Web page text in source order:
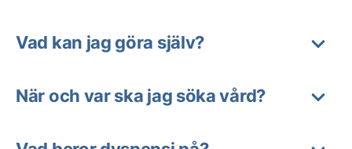
Vad kan jag göra själv?
När och var ska jag söka vård?